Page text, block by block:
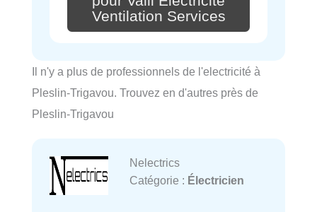
Ventilation Services
Il n'y a plus de professionnels de l'electricité à
Pleslin-Trigavou. Trouvez en d'autres près de
Pleslin-Trigavou
Nelectrics
Catégorie : Électricien